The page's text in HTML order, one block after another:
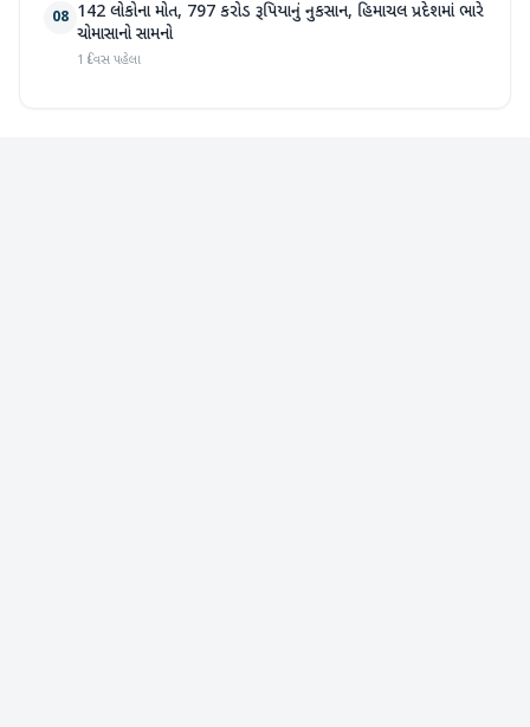
08 142 લોકોના મોત, 797 કરોડ રૂપિયાનું નુકસાન, હિમાચલ પ્રદેશમાં ભારે
ચોમાસાનો સામનો
1 દિવસ પહેલા